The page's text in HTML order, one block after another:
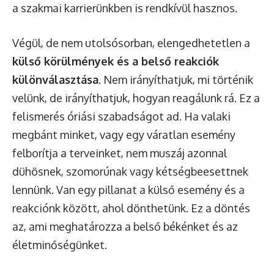
a szakmai karrierünkben is rendkívül hasznos.
Végül, de nem utolsósorban, elengedhetetlen a
külső körülmények és a belső reakciók
különválasztása. Nem irányíthatjuk, mi történik
velünk, de irányíthatjuk, hogyan reagálunk rá. Ez a
felismerés óriási szabadságot ad. Ha valaki
megbánt minket, vagy egy váratlan esemény
felborítja a terveinket, nem muszáj azonnal
dühösnek, szomorúnak vagy kétségbeesettnek
lennünk. Van egy pillanat a külső esemény és a
reakciónk között, ahol dönthetünk. Ez a döntés
az, ami meghatározza a belső békénket és az
életminőségünket.